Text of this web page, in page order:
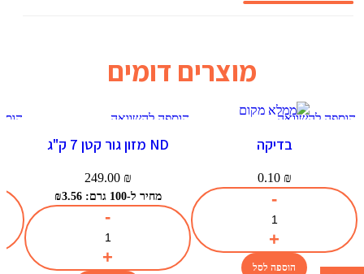
מוצרים דומים
הוספה להשוואה
הוספה למועדפים
בדיקה
0.10 ₪
הוספה לסל
הוספה להשוואה
הוספה למועדפים
ND מזון גור קטן 7 ק"ג
249.00 ₪
מחיר ל-100 גרם: ₪3.56